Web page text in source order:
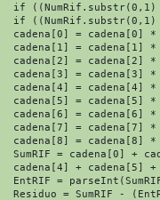
if ((NumRif.substr(0,1)
if ((NumRif.substr(0,1)
cadena[0] = cadena[0] *
cadena[1] = cadena[1] *
cadena[2] = cadena[2] *
cadena[3] = cadena[3] *
cadena[4] = cadena[4] *
cadena[5] = cadena[5] *
cadena[6] = cadena[6] *
cadena[7] = cadena[7] *
cadena[8] = cadena[8] *
SumRIF = cadena[0] +
cadena[4] + cadena[5]
EntRIF =
Residuo = SumRIF -